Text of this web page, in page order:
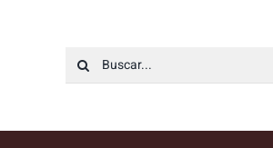
Buscar: